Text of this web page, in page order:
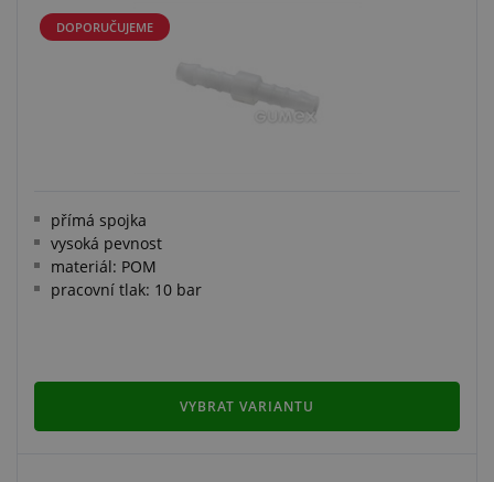
DOPORUČUJEME
přímá spojka
vysoká pevnost
materiál: POM
pracovní tlak: 10 bar
VYBRAT VARIANTU